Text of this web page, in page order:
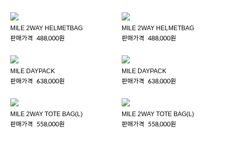
MILE 2WAY HELMETBAG
판매가격 488,000원
MILE 2WAY HELMETBAG
판매가격 488,000원
MILE DAYPACK
판매가격 638,000원
MILE DAYPACK
판매가격 638,000원
MILE 2WAY TOTE BAG(L)
판매가격 558,000원
MILE 2WAY TOTE BAG(L)
판매가격 558,000원